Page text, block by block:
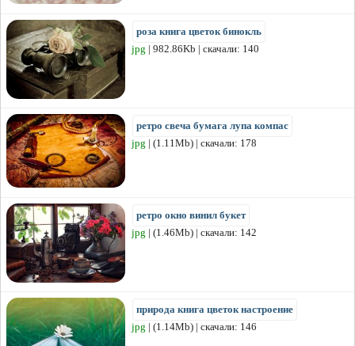
роза книга цветок бинокль
jpg | 982.86Kb | скачали: 140
ретро свеча бумага лупа компас
jpg | (1.11Mb) | скачали: 178
ретро окно винил букет
jpg | (1.46Mb) | скачали: 142
природа книга цветок настроение
jpg | (1.14Mb) | скачали: 146